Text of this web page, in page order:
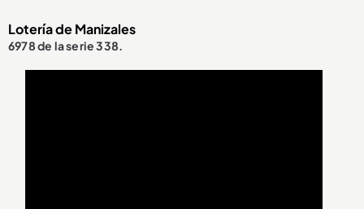
Lotería de Manizales
6978 de la serie 338.